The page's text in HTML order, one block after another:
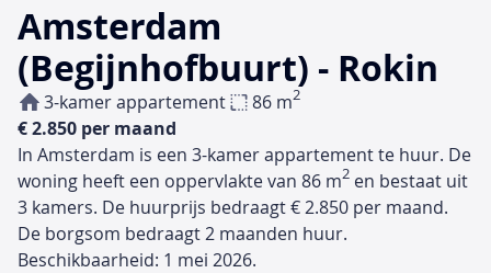
Amsterdam
(Begijnhofbuurt) - Rokin
3-kamer appartement 86 m2
€ 2.850 per maand
In Amsterdam is een 3-kamer appartement te huur. De
woning heeft een oppervlakte van 86 m2 en bestaat uit
3 kamers. De huurprijs bedraagt € 2.850 per maand.
De borgsom bedraagt 2 maanden huur.
Beschikbaarheid: 1 mei 2026.